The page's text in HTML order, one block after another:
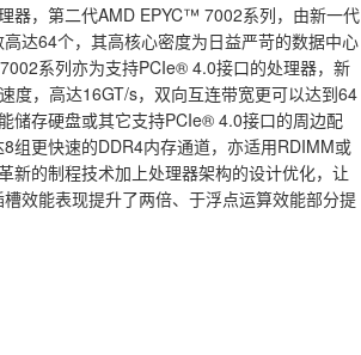
器，第二代AMD EPYC™ 7002系列，由新一代
达64个，其高核心密度为日益严苛的数据中心
系列亦为支持PCIe® 4.0接口的处理器，新
度，高达16GT/s，双向互连带宽更可以达到64
储存硬盘或其它支持PCIe® 4.0接口的周边配
组更快速的DDR4内存通道，亦适用RDIMM或
新的制程技术加上处理器架构的设计优化，让
效能表现提升了两倍、于浮点运算效能部分提